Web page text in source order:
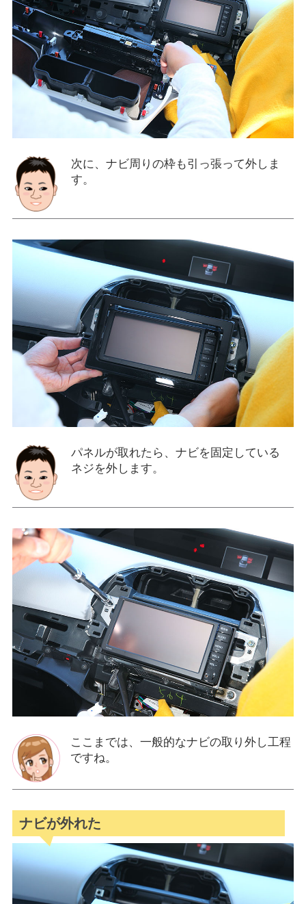
次に、ナビ周りの枠も引っ張って外しま
す。
パネルが取れたら、ナビを固定している
ネジを外します。
ここまでは、一般的なナビの取り外し工程
ですね。
ナビが外れた